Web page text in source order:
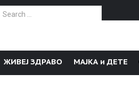
Search for:
ЖИВЕЈ ЗДРАВО МАЈКА и ДЕТЕ